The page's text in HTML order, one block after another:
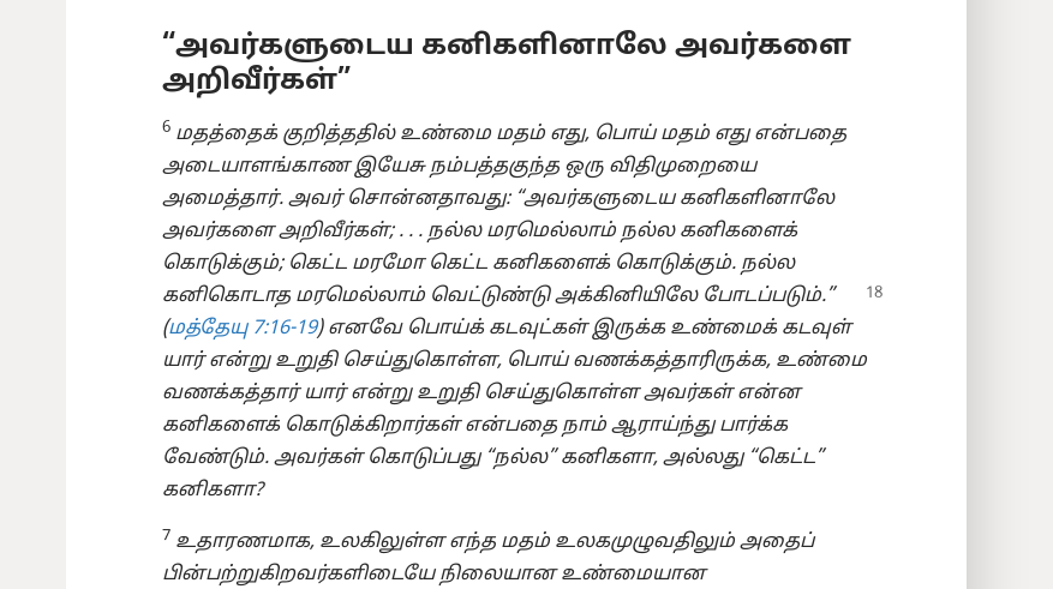
“அவர்களுடைய கனிகளினாலே அவர்களை
அறிவீர்கள்”
6 மதத்தைக் குறித்ததில் உண்மை மதம் எது, பொய் மதம் எது என்பதை
அடையாளங்காண இயேசு நம்பத்தகுந்த ஒரு விதிமுறையை
அமைத்தார். அவர் சொன்னதாவது: “அவர்களுடைய கனிகளினாலே
அவர்களை அறிவீர்கள்; . . . நல்ல மரமெல்லாம் நல்ல கனிகளைக்
கொடுக்கும்; கெட்ட மரமோ கெட்ட கனிகளைக் கொடுக்கும். நல்ல
கனிகொடாத மரமெல்லாம் வெட்டுண்டு அக்கினியிலே போடப்படும்.”
(மத்தேயு 7:16-19) எனவே பொய்க் கடவுட்கள் இருக்க உண்மைக் கடவுள்
யார் என்று உறுதி செய்துகொள்ள, பொய் வணக்கத்தாரிருக்க, உண்மை
வணக்கத்தார் யார் என்று உறுதி செய்துகொள்ள அவர்கள் என்ன
கனிகளைக் கொடுக்கிறார்கள் என்பதை நாம் ஆராய்ந்து பார்க்க
வேண்டும். அவர்கள் கொடுப்பது “நல்ல” கனிகளா, அல்லது “கெட்ட”
கனிகளா?
7 உதாரணமாக, உலகிலுள்ள எந்த மதம் உலகமுழுவதிலும் அதைப்
பின்பற்றுகிறவர்களிடையே நிலையான உண்மையான